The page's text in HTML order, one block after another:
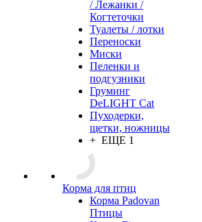
/ Лежанки /
Когтеточки
Туалеты / лотки
Переноски
Миски
Пеленки и
подгузники
Груминг
DeLIGHT Cat
Пуходерки,
щетки, ножницы
+ ЕЩЕ 1
Корма для птиц
Корма Padovan
Птицы